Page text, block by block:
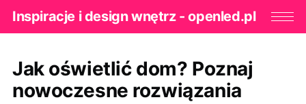
Inspiracje i design wnętrz - openled.pl
Jak oświetlić dom? Poznaj
nowoczesne rozwiązania